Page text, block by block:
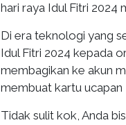
hari raya Idul Fitri 2024
Di era teknologi yang
Idul Fitri 2024 kepada
membagikan ke akun
membuat kartu ucapan
Tidak sulit kok, Anda